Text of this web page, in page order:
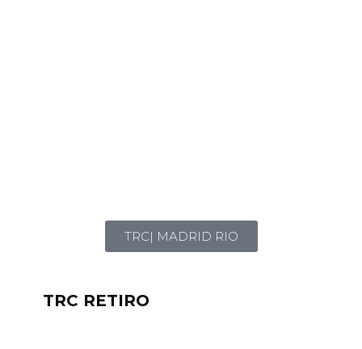
TRC| MADRID RIO
TRC RETIRO